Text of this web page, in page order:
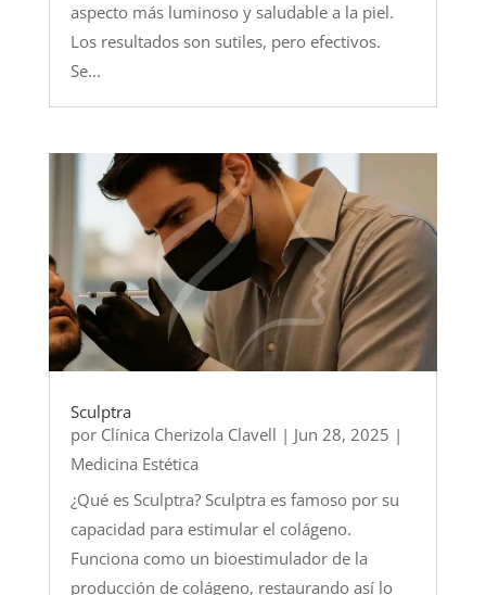
aspecto más luminoso y saludable a la piel.
Los resultados son sutiles, pero efectivos.
Se...
Sculptra
por Clínica Cherizola Clavell | Jun 28, 2025 |
Medicina Estética
¿Qué es Sculptra? Sculptra es famoso por su
capacidad para estimular el colágeno.
Funciona como un bioestimulador de la
producción de colágeno, restaurando así lo